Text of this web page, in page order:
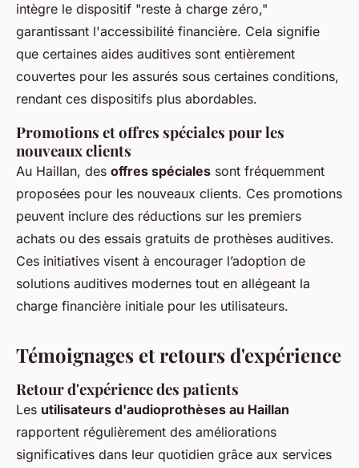
intègre le dispositif "reste à charge zéro,"
garantissant l'accessibilité financière. Cela signifie
que certaines aides auditives sont entièrement
couvertes pour les assurés sous certaines conditions,
rendant ces dispositifs plus abordables.
Promotions et offres spéciales pour les
nouveaux clients
Au Haillan, des offres spéciales sont fréquemment
proposées pour les nouveaux clients. Ces promotions
peuvent inclure des réductions sur les premiers
achats ou des essais gratuits de prothèses auditives.
Ces initiatives visent à encourager l’adoption de
solutions auditives modernes tout en allégeant la
charge financière initiale pour les utilisateurs.
Témoignages et retours d'expérience
Retour d'expérience des patients
Les utilisateurs d'audioprothèses au Haillan
rapportent régulièrement des améliorations
significatives dans leur quotidien grâce aux services